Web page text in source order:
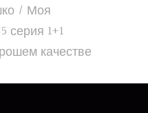
/ Моя
серия 1+1
качестве